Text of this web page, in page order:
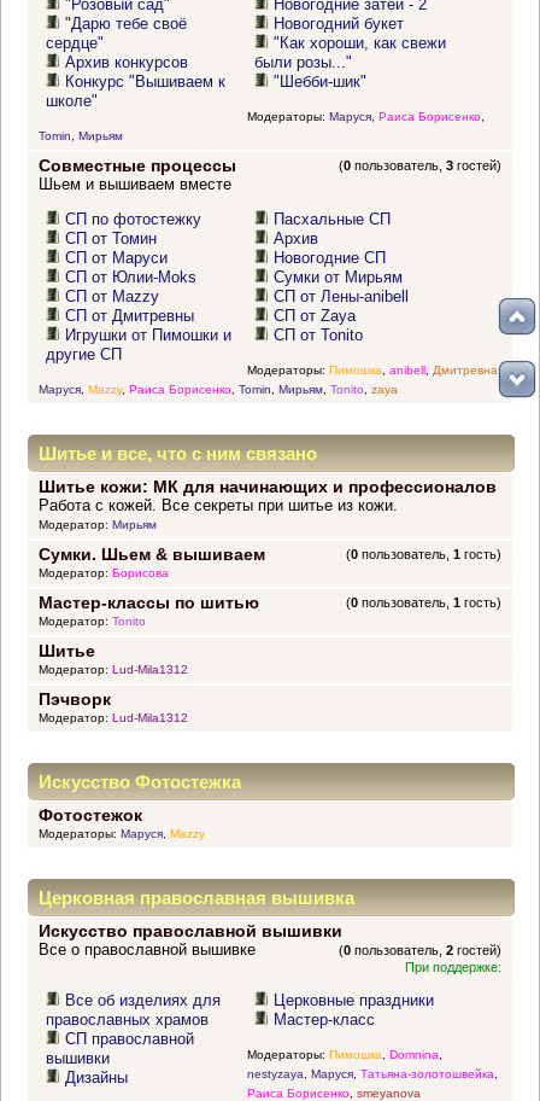
"Розовый сад"
"Дарю тебе своё
сердце"
Архив конкурсов
Конкурс "Вышиваем к
школе"
Новогодние затеи - 2
Новогодний букет
"Как хороши, как свежи
были розы..."
"Шебби-шик"
Модераторы: Маруся, Раиса Борисенко,
Tomin
Мирьям
Совместные процессы (0 пользователь,3 гостей)
Шьем и вышиваем вместе
СП по фотостежку
СП от Томин
СП от Маруси
СП от Юлии-Moks
СП от Mazzy
СП от Дмитревны
Игрушки от Пимошки и
другие СП
Пасхальные СП
Архив
Новогодние СП
Сумки от Мирьям
СП от Лены-anibell
СП от Zaya
СП от Tonito
Модераторы: Пимошка anibell, Дмитревна,
Маруся, Mazzy, Раиса Борисенко, Tomin Мирьям, Tonito zaya
Шитье и все, что с ним связано
Шитье кожи: МК для начинающих и профессионалов
Работа с кожей. Все секреты при шитье из кожи.
Модератор: Мирьям
Сумки. Шьем & вышиваем (0 пользователь,1 гость)
Модератор: Борисова
Мастер-классы по шитью (0 пользователь,1 гость)
Модератор: Tonito
Шитье
Модератор: Lud-Mila1312
Пэчворк
Модератор: Lud-Mila1312
Искусство Фотостежка
Фотостежок
Модераторы: Маруся, Mazzy
Церковная православная вышивка
Искусство православной вышивки
(0 пользователь,2 гостей)
Все о православной вышивке
При поддержке:
Все об изделиях для
православных храмов
СП православной
вышивки
Дизайны
Церковные праздники
Мастер-класс
Модераторы: Пимошка Domnina
nestyzaya
Маруся, Татьяна-золотошвейка
Раиса Борисенко, smeyanova